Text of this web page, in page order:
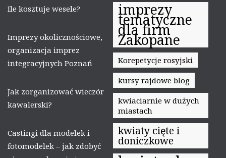
Ile kosztuje wesele?
Imprezy okolicznościowe,
organizacja imprez
integracyjnych Poznań
Jak zorganizować wieczór
kawalerski?
Castingi dla modelek i
fotomodelek – jak zdobyć
imprezy
tematyczne
dla firm
Zakopane
Korepetycje rosyjski
kursy rajdowe blog
kwiaciarnie w dużych
miastach
kwiaty cięte i
doniczkowe